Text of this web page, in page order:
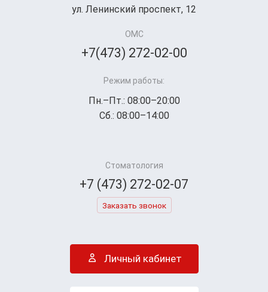
ул. Ленинский проспект, 12
ОМС
+7(473) 272-02-00
Режим работы:
Пн.–Пт.: 08:00–20:00
Сб.: 08:00–14:00
Стоматология
+7 (473) 272-02-07
Заказать звонок
Личный кабинет